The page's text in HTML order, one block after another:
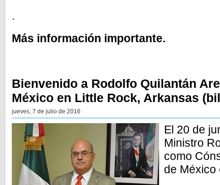
.
Más información importante.
Bienvenido a Rodolfo Quilantán
México en Little Rock, Arkansas
jueves, 7 de julio de 2016
El 20 de
Ministro
como
de México